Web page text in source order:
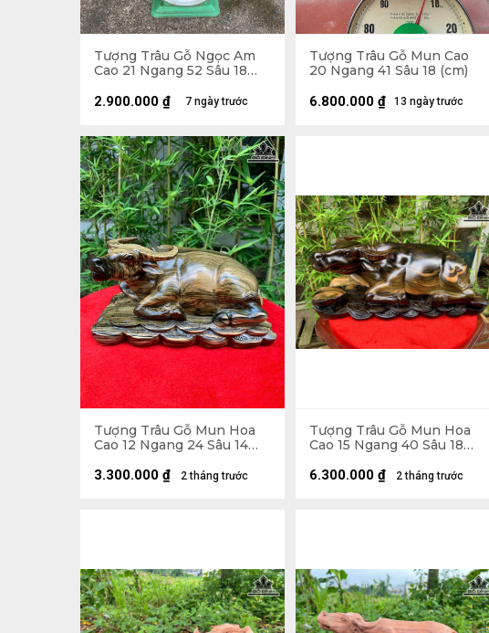
Tượng Trâu Gỗ Ngọc Am
Cao 21 Ngang 52 Sâu 18
7 ngày trước
2.900.000 ₫
Tượng Trâu Gỗ Mun Cao
20 Ngang 41 Sâu 18 (cm)
13 ngày trước
6.800.000 ₫
Tượng Trâu Gỗ Mun Hoa
Cao 12 Ngang 24 Sâu 14
2 tháng trước
3.300.000 ₫
Tượng Trâu Gỗ Mun Hoa
Cao 15 Ngang 40 Sâu 18
2 tháng trước
6.300.000 ₫